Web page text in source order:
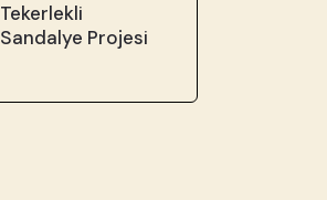
Tekerlekli
Sandalye Projesi